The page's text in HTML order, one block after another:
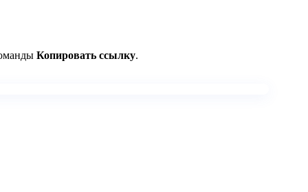
Копировать ссылку.